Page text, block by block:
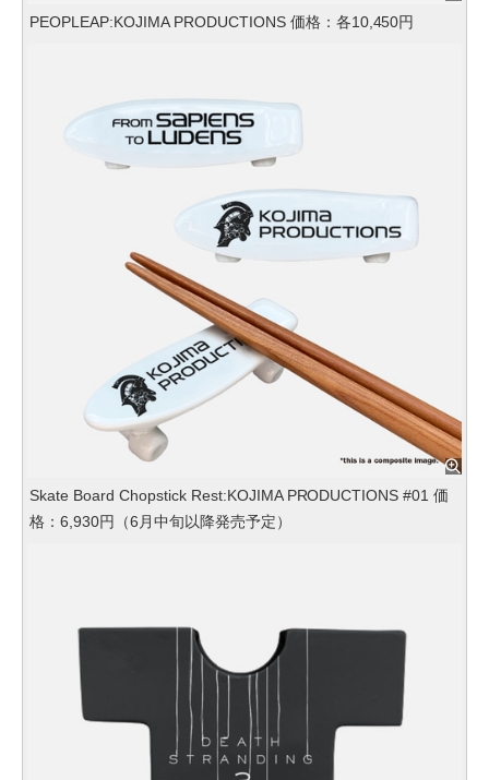
PEOPLEAP:KOJIMA PRODUCTIONS 価格：各10,450円
Skate Board Chopstick Rest:KOJIMA PRODUCTIONS #01 価
格：6,930円（6月中旬以降発売予定）